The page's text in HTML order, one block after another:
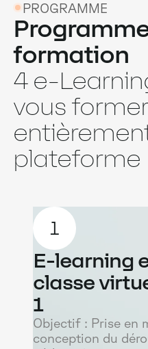
PROGRAMME
formation
4 e-
vous
plateforme
1
E-learning
classe
1
Objectif : Prise en
conception du